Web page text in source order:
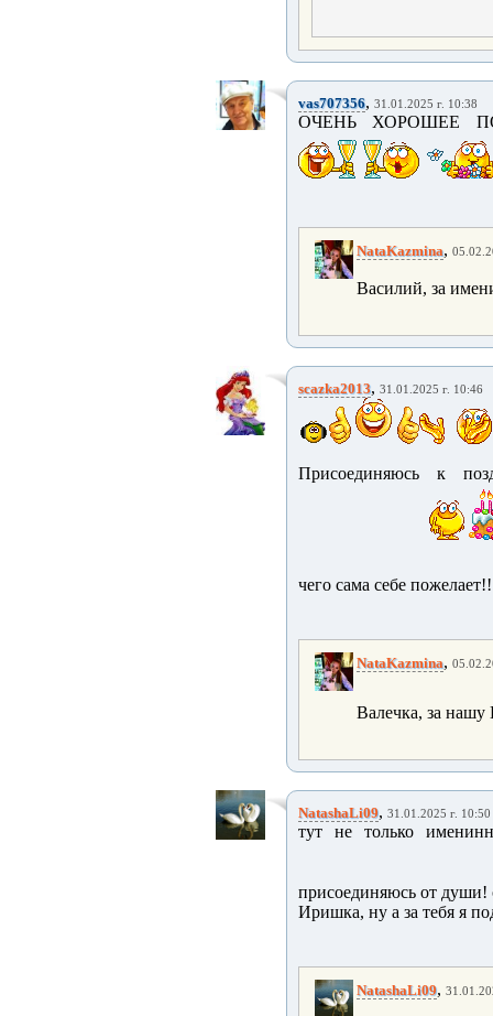
vas707356, 31.01.2025 г. 10:38
ОЧЕНЬ ХОРОШЕЕ
NataKazmina,
Василий, за
scazka2013, 31.01.2025 г. 10:46
Присоединяюсь к
чего сама себе
NataKazmina,
Валечка, за
NatashaLi09, 31.01.2025 г. 10:50
тут не только
присоединяюсь от
Иришка, ну а за тебя я
NatashaLi09,